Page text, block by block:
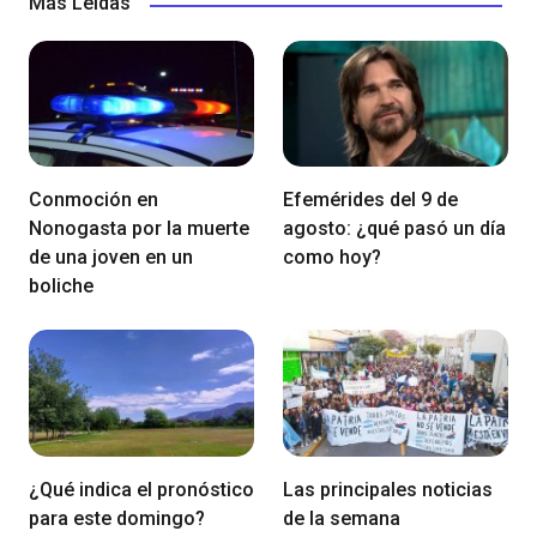
Conmoción en
Nonogasta por la muerte
de una joven en un
boliche
Efemérides del 9 de
agosto: ¿qué pasó un día
como hoy?
¿Qué indica el pronóstico
para este domingo?
Las principales noticias
de la semana